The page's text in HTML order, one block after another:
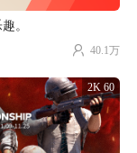
。
40.1万
2K 60